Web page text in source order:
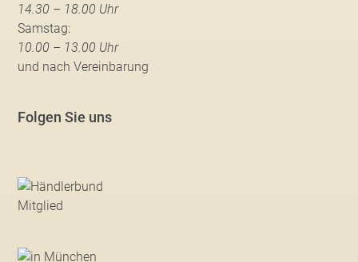
14.30 – 18.00 Uhr
Samstag:
10.00 – 13.00 Uhr
und nach Vereinbarung
Folgen Sie uns